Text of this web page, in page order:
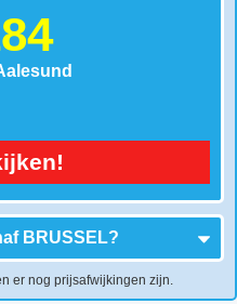
BRUSSEL?
er nog prijsafwijkingen zijn.